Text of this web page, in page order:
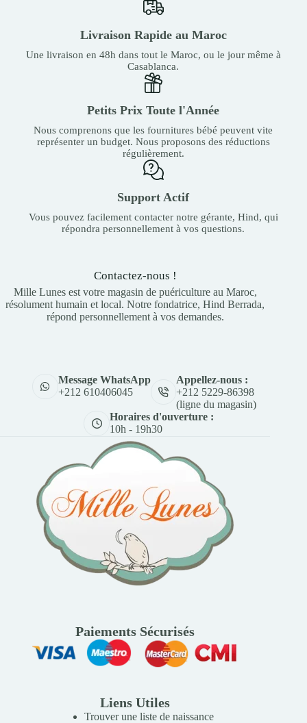
Livraison Rapide au Maroc
Une livraison en 48h dans tout le Maroc, ou le jour même à
Casablanca.
Petits Prix Toute l'Année
Nous comprenons que les fournitures bébé peuvent vite
représenter un budget. Nous proposons des réductions
régulièrement.
Support Actif
Vous pouvez facilement contacter notre gérante, Hind, qui
répondra personnellement à vos questions.
Contactez-nous !
Mille Lunes est votre magasin de puériculture au Maroc,
résolument humain et local. Notre fondatrice, Hind Berrada,
répond personnellement à vos demandes.
Message WhatsApp
+212 610406045
Appellez-nous :
+212 5229-86398
(ligne du magasin)
Horaires d'ouverture :
10h - 19h30
Paiements Sécurisés
Liens Utiles
Trouver une liste de naissance